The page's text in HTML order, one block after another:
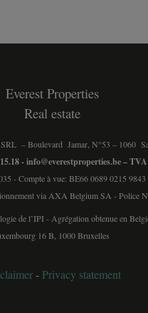
Everest Properties
Real estate
– Boulevard Jamar, N°53 – 1060
-info@everestproperties.be–
- Compte à vue: BE66 0689 0215
via AXA Belgium SA - Police
de l’IPI- Agrégation obtenue en
16 B, 1000 Bruxelles
- Privacy statement